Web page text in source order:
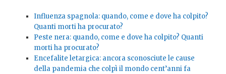
Influenza spagnola: quando, come e dove ha colpito?
Quanti morti ha procurato?
Peste nera: quando, come e dove ha colpito? Quanti
morti ha procurato?
Encefalite letargica: ancora sconosciute le cause
della pandemia che colpì il mondo cent’anni fa